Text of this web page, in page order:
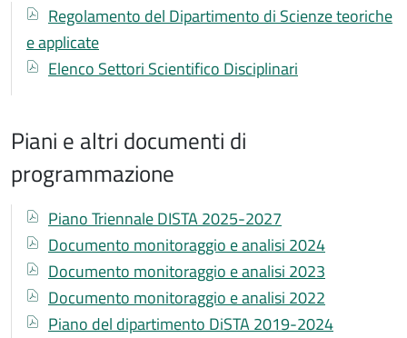
Documenti
Documento
Regolamento del Dipartimento di Scienze teoriche
e applicate
Documento
Elenco Settori Scientifico Disciplinari
Piani e altri documenti di
programmazione
Documenti
Documento
Piano Triennale DISTA 2025-2027
Documento
Documento monitoraggio e analisi 2024
Documento
Documento monitoraggio e analisi 2023
Documento
Documento monitoraggio e analisi 2022
Documento
Piano del dipartimento DiSTA 2019-2024